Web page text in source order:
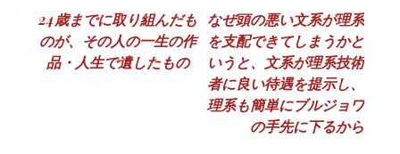
投
稿
24歳までに取り組んだも
のが、その人の一生の作
品・人生で遺したもの
なぜ頭の悪い文系が理系
を支配できてしまうかと
いうと、文系が理系技術
者に良い待遇を提示し、
理系も簡単にブルジョワ
の手先に下るから